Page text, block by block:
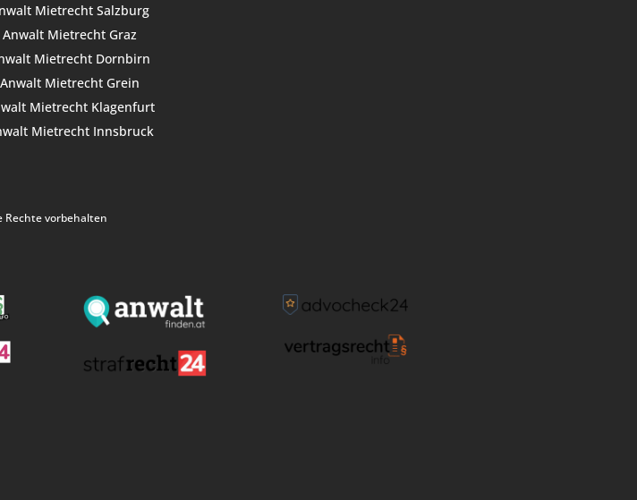
Mietrecht Salzburg
Anwalt Mietrecht Graz
Mietrecht Dornbirn
Anwalt Mietrecht Grein
Mietrecht Klagenfurt
Mietrecht Innsbruck
Rechte vorbehalten